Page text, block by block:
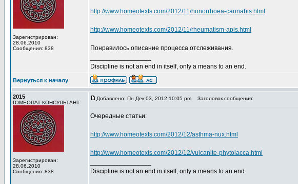
Зарегистрирован:
28.06.2010
Сообщения: 838
http://www.homeotexts.com/2012/11/honorrhoea-cannabis.html
http://www.homeotexts.com/2012/11/rheumatism-apis.html
Понравилось описание процесса отслеживания.
Discipline is not an end in itself, only a means to an end.
Вернуться к началу
2015
ГОМЕОПАТ-КОНСУЛЬТАНТ
Зарегистрирован:
28.06.2010
Сообщения: 838
Добавлено: Пн Дек 03, 2012 10:05 pm Заголовок сообщения:
Очередные статьи:
http://www.homeotexts.com/2012/12/asthma-nux.html
http://www.homeotexts.com/2012/12/vulcanite-phytolacca.html
Discipline is not an end in itself, only a means to an end.